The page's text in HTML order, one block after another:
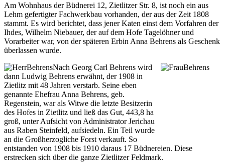
Am Wohnhaus der Büdnerei 12, Zietlitzer Str. 8, ist noch ein aus
Lehm gefertigter Fachwerkbau vorhanden, der aus der Zeit 1808
stammt. Es wird berichtet, dass jener Katen einst dem Vorfahren der
Ihdes, Wilhelm Niebauer, der auf dem Hofe Tagelöhner und
Vorarbeiter war, von der späteren Erbin Anna Behrens als Geschenk
überlassen wurde.
Nach Georg Carl Behrens wird
dann Ludwig Behrens erwähnt, der 1908 in
Zietlitz mit 48 Jahren verstarb. Seine eben
genannte Ehefrau Anna Behrens, geb.
Regenstein, war als Witwe die letzte Besitzerin
des Hofes in Zietlitz und ließ das Gut, 443,8 ha
groß, unter Aufsicht von Administrator Jerichau
aus Raben Steinfeld, aufsiedeln. Ein Teil wurde
an die Großherzogliche Forst verkauft. So
entstanden von 1908 bis 1910 daraus 17 Büdnereien. Diese
erstrecken sich über die ganze Zietlitzer Feldmark.